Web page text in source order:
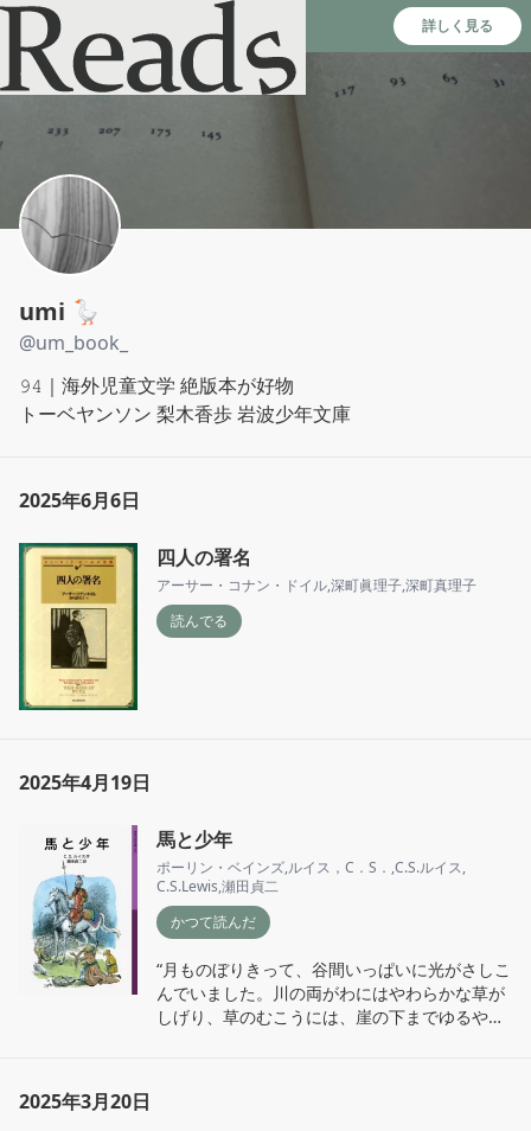
Reads - 読書のSNS＆記録アプリ 詳しく見る
umi 🪿
@um_book_
𝟿𝟺｜海外児童文学 絶版本が好物
トーベヤンソン 梨木香歩 岩波少年文庫
2025年6月6日
四人の署名
アーサー・コナン・ドイル,深町眞理子,深町真理子
読んでる
2025年4月19日
馬と少年
ポーリン・ベインズ,ルイス，C．S． ,C.S.ルイス,
C.S.Lewis,瀬田貞二
かつて読んだ
“月ものぼりきって、谷間いっぱいに光がさしこ
んでいました。川の両がわにはやわらかな草が
しげり、草のむこうには、崖の下までゆるやか
2025年3月20日